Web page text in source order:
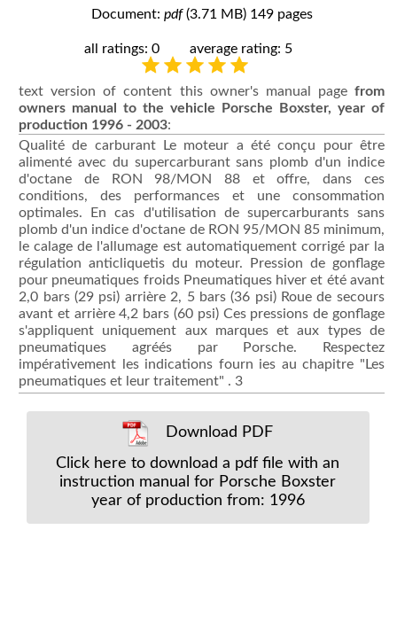
Document: pdf(3.71 MB) 149 pages
all ratings: 0 average rating: 5
text version of content this owner's manual page from
owners manual to the vehicle Porsche Boxster, year of
production 1996 - 2003:
Qualité de carburant Le moteur a été conçu pour être
alimenté avec du supercarburant sans plomb d'un indice
d'octane de RON 98/MON 88 et offre, dans ces
conditions, des performances et une consommation
optimales. En cas d'utilisation de supercarburants sans
plomb d'un indice d'octane de RON 95/MON 85 minimum,
le calage de l'allumage est automatiquement corrigé par la
régulation anticliquetis du moteur. Pression de gonflage
pour pneumatiques froids Pneumatiques hiver et été avant
2,0 bars (29 psi) arrière 2, 5 bars (36 psi) Roue de secours
avant et arrière 4,2 bars (60 psi) Ces pressions de gonflage
s'appliquent uniquement aux marques et aux types de
pneumatiques agréés par Porsche. Respectez
impérativement les indications fourn ies au chapitre "Les
pneumatiques et leur traitement" . 3
Download PDF
Click here to download a pdf file with an
instruction manual for Porsche Boxster
year of production from: 1996